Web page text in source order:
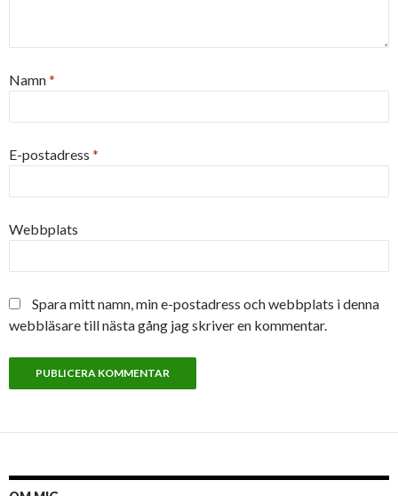
Namn*
E-postadress *
Webbplats
Spara mitt namn, min e-postadress och webbplats i denna
webbläsare till nästa gång jag skriver en kommentar.